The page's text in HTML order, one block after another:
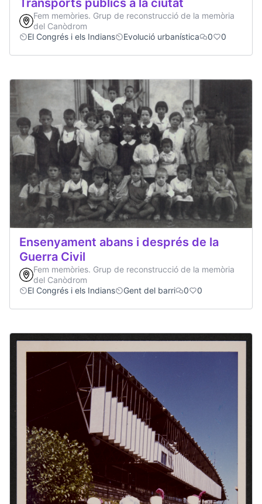
Transports públics a la ciutat
Fem memòries. Grup de reconstrucció de la memòria
del Canòdrom
El Congrés i els Indians
Evolució urbanística 0 0
Ensenyament abans i després de la
Guerra Civil
Fem memòries. Grup de reconstrucció de la memòria
del Canòdrom
El Congrés i els Indians
Gent del barri 0 0